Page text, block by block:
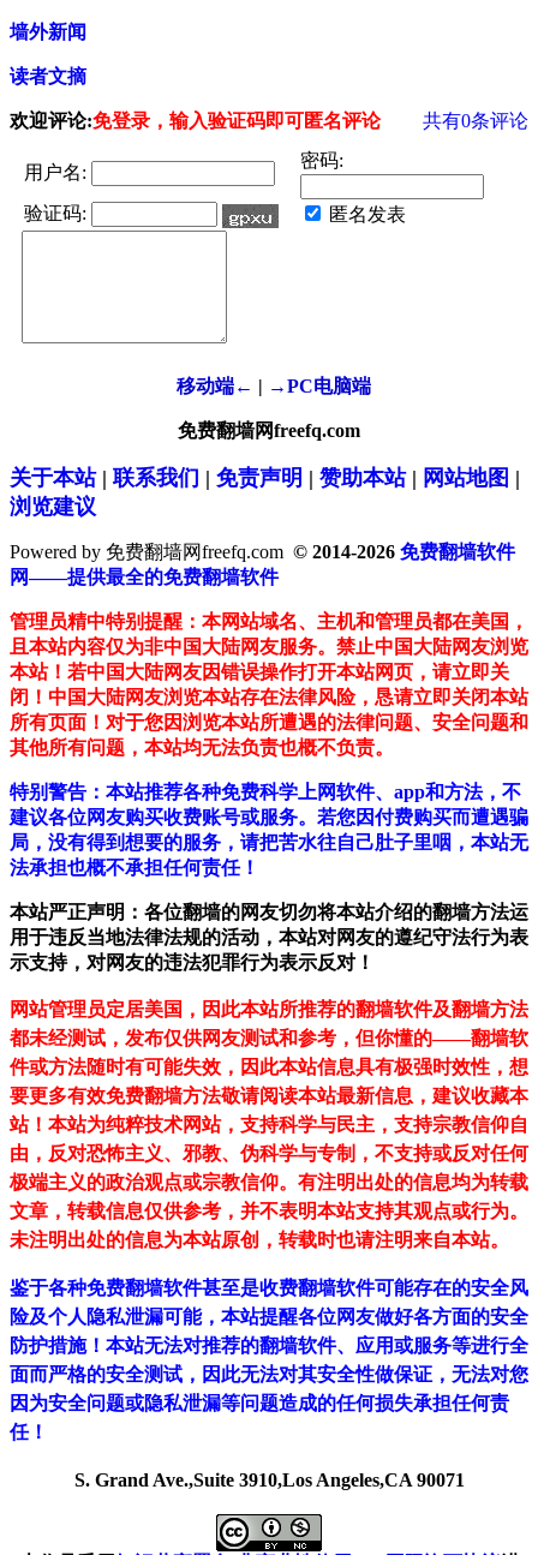
墙外新闻
读者文摘
欢迎评论:免登录，输入验证码即可匿名评论 共有0条评论
用户名:
密码:
验证码: 匿名发表
移动端← | →PC电脑端
免费翻墙网freefq.com
关于本站| 联系我们 | 免责声明 | 赞助本站| 网站地图 |
浏览建议
Powered by 免费翻墙网freefq.com © 2014-2026 免费翻墙软件
网——提供最全的免费翻墙软件
管理员精中特别提醒：本网站域名、主机和管理员都在美国，
且本站内容仅为非中国大陆网友服务。禁止中国大陆网友浏览
本站！若中国大陆网友因错误操作打开本站网页，请立即关
闭！中国大陆网友浏览本站存在法律风险，恳请立即关闭本站
所有页面！对于您因浏览本站所遭遇的法律问题、安全问题和
其他所有问题，本站均无法负责也概不负责。
特别警告：本站推荐各种免费科学上网软件、app和方法，不
建议各位网友购买收费账号或服务。若您因付费购买而遭遇骗
局，没有得到想要的服务，请把苦水往自己肚子里咽，本站无
法承担也概不承担任何责任！
本站严正声明：各位翻墙的网友切勿将本站介绍的翻墙方法运
用于违反当地法律法规的活动，本站对网友的遵纪守法行为表
示支持，对网友的违法犯罪行为表示反对！
网站管理员定居美国，因此本站所推荐的翻墙软件及翻墙方法
都未经测试，发布仅供网友测试和参考，但你懂的——翻墙软
件或方法随时有可能失效，因此本站信息具有极强时效性，想
要更多有效免费翻墙方法敬请阅读本站最新信息，建议收藏本
站！ 本站为纯粹技术网站，支持科学与民主，支持宗教信仰自
由，反对恐怖主义、邪教、伪科学与专制，不支持或反对任何
极端主义的政治观点或宗教信仰。有注明出处的信息均为转载
文章，转载信息仅供参考，并不表明本站支持其观点或行为。
未注明出处的信息为本站原创，转载时也请注明来自本站。
鉴于各种免费翻墙软件甚至是收费翻墙软件可能存在的安全风
险及个人隐私泄漏可能，本站提醒各位网友做好各方面的安全
防护措施！本站无法对推荐的翻墙软件、应用或服务等进行全
面而严格的安全测试，因此无法对其安全性做保证，无法对您
因为安全问题或隐私泄漏等问题造成的任何损失承担任何责
任！
S. Grand Ave.,Suite 3910,Los Angeles,CA 90071